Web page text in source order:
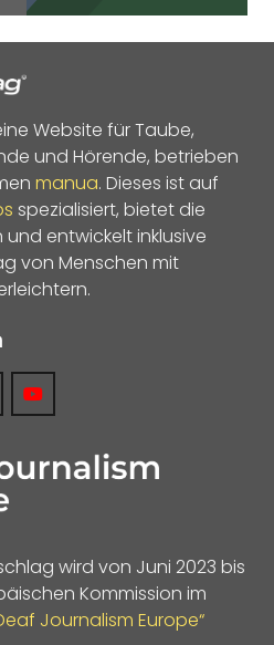
Website für Taube,
und Hörende, betrieben
manua. Dieses ist auf
spezialisiert, bietet die
und entwickelt inklusive
von Menschen mit
wird von Juni 2023 bis
Kommission im
Journalism Europe“